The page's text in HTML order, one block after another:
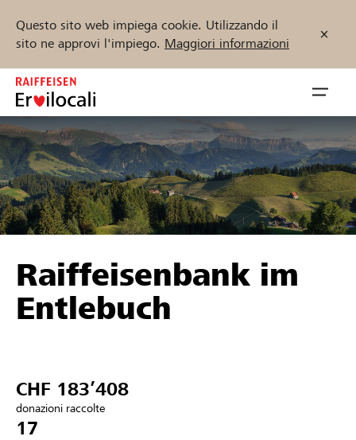
Questo sito web impiega cookie. Utilizzando il
sito ne approvi l'impiego. Maggiori informazioni
Zum
Inhalt
springen
öffnen
Sostenere
Aiuto & supporto
Trova progetti e organizzazioni
Inizia ora
Raiffeisenbank im
Entlebuch
CHF 183’408
donazioni raccolte
17